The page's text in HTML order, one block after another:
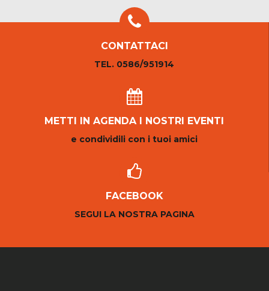
CONTATTACI
TEL. 0586/951914
METTI IN AGENDA I NOSTRI EVENTI
e condividili con i tuoi amici
FACEBOOK
SEGUI LA NOSTRA PAGINA